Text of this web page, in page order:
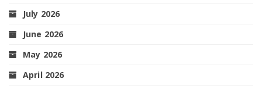
July 2026
June 2026
May 2026
April 2026